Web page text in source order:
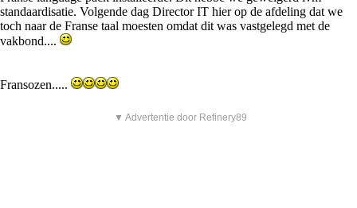
standaardisatie. Volgende dag Director IT hier op de afdeling dat we
toch naar de Franse taal moesten omdat dit was vastgelegd met de
vakbond....
Fransozen.....
▼ Advertentie door Refinery89